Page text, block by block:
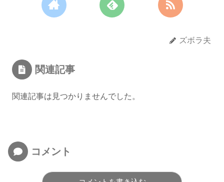
ズボラ夫
関連記事
関連記事は見つかりませんでした。
コメント